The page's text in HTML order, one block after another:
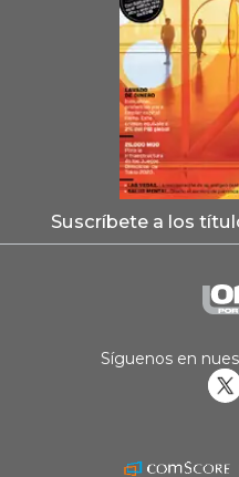
Suscríbete a los
Síguenos en